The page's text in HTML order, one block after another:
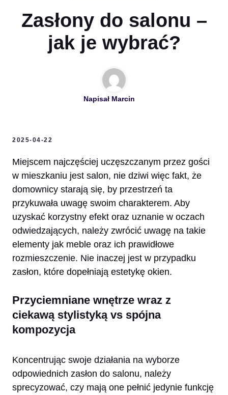
Zasłony do salonu –
jak je wybrać?
Napisał Marcin
2025-04-22
Miejscem najczęściej uczęszczanym przez gości
w mieszkaniu jest salon, nie dziwi więc fakt, że
domownicy starają się, by przestrzeń ta
przykuwała uwagę swoim charakterem. Aby
uzyskać korzystny efekt oraz uznanie w oczach
odwiedzających, należy zwrócić uwagę na takie
elementy jak meble oraz ich prawidłowe
rozmieszczenie. Nie inaczej jest w przypadku
zasłon, które dopełniają estetykę okien.
Przyciemniane wnętrze wraz z
ciekawą stylistyką vs spójna
kompozycja
Koncentrując swoje działania na wyborze
odpowiednich zasłon do salonu, należy
sprecyzować, czy mają one pełnić jedynie funkcję